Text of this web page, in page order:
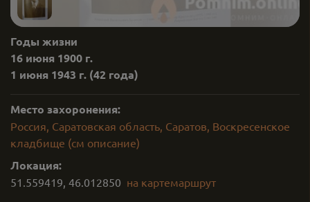
Годы жизни
16 июня 1900 г.
1 июня 1943 г. (42 года)
Место захоронения:
Россия, Саратовская область, Саратов, Воскресенское
кладбище (см описание)
Локация:
51.559419, 46.012850 на картемаршрут